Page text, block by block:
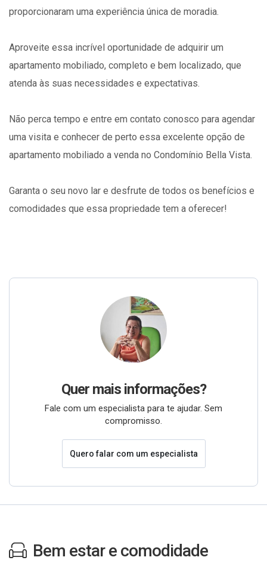
proporcionaram uma experiência única de moradia.
Aproveite essa incrível oportunidade de adquirir um
apartamento mobiliado, completo e bem localizado, que
atenda às suas necessidades e expectativas.
Não perca tempo e entre em contato conosco para agendar
uma visita e conhecer de perto essa excelente opção de
apartamento mobiliado a venda no Condomínio Bella Vista.
Garanta o seu novo lar e desfrute de todos os benefícios e
comodidades que essa propriedade tem a oferecer!
Quer mais informações?
Fale com um especialista para te ajudar. Sem
compromisso.
Quero falar com um especialista
Bem estar e comodidade